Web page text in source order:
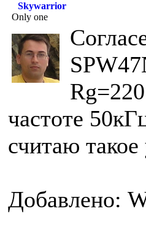
Skywarrior
Only one
частоте
считаю
Добавлено: